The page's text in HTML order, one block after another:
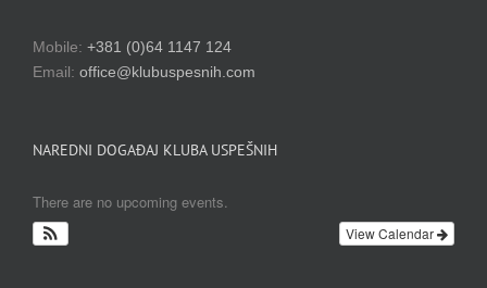
Mobile: +381 (0)64 1147 124
Email: office@klubuspesnih.com
NAREDNI DOGAĐAJ KLUBA USPEŠNIH
There are no upcoming events.
View Calendar